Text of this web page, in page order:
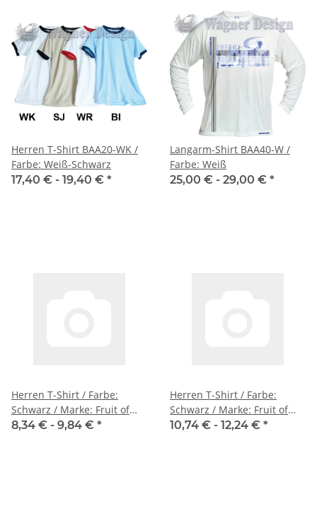
Herren T-Shirt BAA20-WK /
Farbe: Weiß-Schwarz
17,40 € - 19,40 € *
Langarm-Shirt BAA40-W /
Farbe: Weiß
25,00 € - 29,00 € *
Herren T-Shirt / Farbe:
Schwarz / Marke: Fruit of
the Loom
8,34 € - 9,84 € *
Herren T-Shirt / Farbe:
Schwarz / Marke: Fruit of
the Loom
10,74 € - 12,24 € *